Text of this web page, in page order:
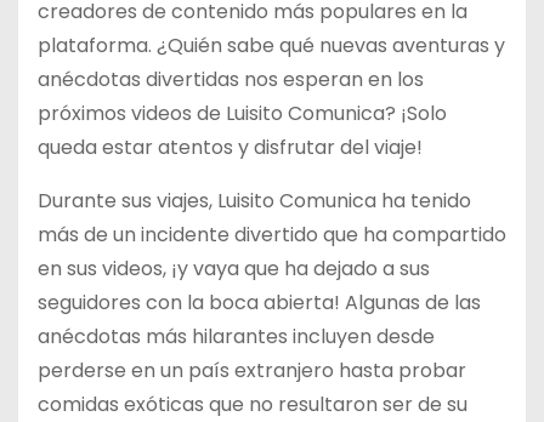
creadores de contenido más populares en la
plataforma. ¿Quién sabe qué nuevas aventuras y
anécdotas divertidas nos esperan en los
próximos videos de Luisito Comunica? ¡Solo
queda estar atentos y disfrutar del viaje!
Durante sus viajes, Luisito Comunica ha tenido
más de un incidente divertido que ha compartido
en sus videos, ¡y vaya que ha dejado a sus
seguidores con la boca abierta! Algunas de las
anécdotas más hilarantes incluyen desde
perderse en un país extranjero hasta probar
comidas exóticas que no resultaron ser de su